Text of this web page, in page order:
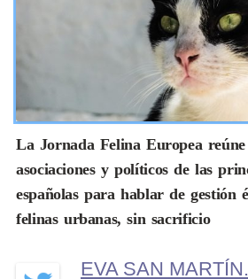
La Jornada Felina Europea reúne
asociaciones y políticos de las
españolas para hablar de gestión
felinas urbanas, sin sacrificio
EVA SAN MARTÍN.